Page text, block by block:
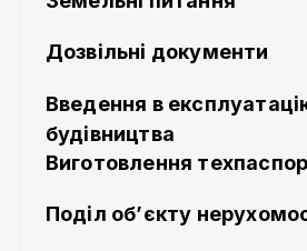
Дозвільні документи
Введення в
будівництва
Виготовлення
Поділ об’єкту